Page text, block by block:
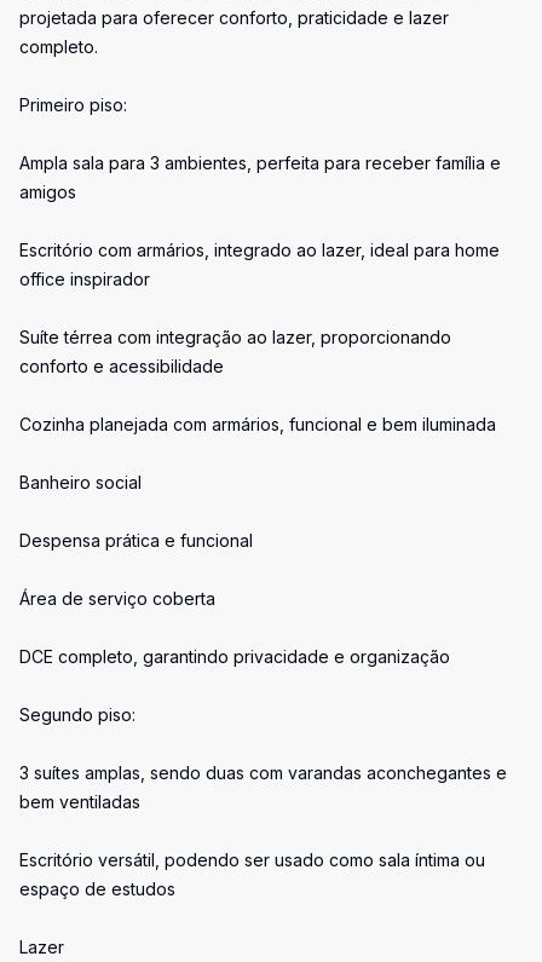
projetada para oferecer conforto, praticidade e lazer
completo.
Primeiro piso:
Ampla sala para 3 ambientes, perfeita para receber família e
amigos
Escritório com armários, integrado ao lazer, ideal para home
office inspirador
Suíte térrea com integração ao lazer, proporcionando
conforto e acessibilidade
Cozinha planejada com armários, funcional e bem iluminada
Banheiro social
Despensa prática e funcional
Área de serviço coberta
DCE completo, garantindo privacidade e organização
Segundo piso:
3 suítes amplas, sendo duas com varandas aconchegantes e
bem ventiladas
Escritório versátil, podendo ser usado como sala íntima ou
espaço de estudos
Lazer